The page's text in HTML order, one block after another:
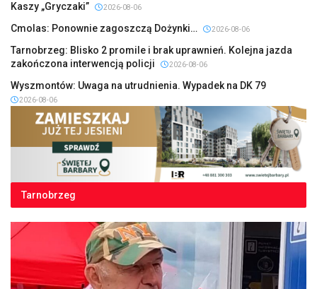
Kaszy „Gryczaki”
2026-08-06
Cmolas: Ponownie zagoszczą Dożynki… 2026-08-06
Tarnobrzeg: Blisko 2 promile i brak uprawnień. Kolejna jazda
zakończona interwencją policji
2026-08-06
Wyszmontów: Uwaga na utrudnienia. Wypadek na DK 79
2026-08-06
Tarnobrzeg